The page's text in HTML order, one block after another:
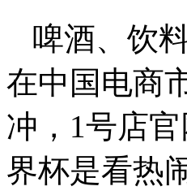
啤酒、饮
在中国电商
冲，1号店
界杯是看热